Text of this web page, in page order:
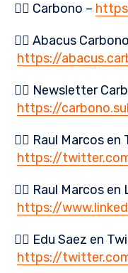
👉🏻 Carbono –
👉🏻 Abacus
https://
👉🏻 Newsletter
https://
👉🏻 Raul Marcos
https://
👉🏻 Raul Marcos
https://
👉🏻 Edu Saez en
https://